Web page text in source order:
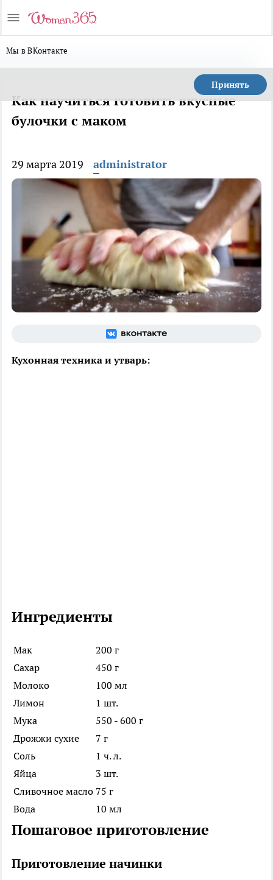
Мы в ВКонтакте
Принять
Как научиться готовить вкусные
булочки с маком
29 марта 2019 administrator
Кухонная техника и утварь:
Ингредиенты
Мак
200 г
Сахар
450 г
Молоко
100 мл
Лимон
1 шт.
Мука
550 - 600 г
Дрожжи сухие
7 г
Соль
1 ч. л.
Яйца
3 шт.
Сливочное масло 75 г
Вода
10 мл
Пошаговое приготовление
Приготовление начинки